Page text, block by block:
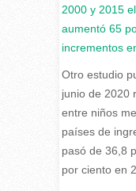
2000 y 2015
aumentó 65
incrementos
Otro estudio
junio de 2020
entre niños
países de
pasó de 36,8
por ciento en